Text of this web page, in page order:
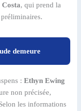
Costa, qui prend la
demeure
:Ethyn Ewing
non précisée,
les informations